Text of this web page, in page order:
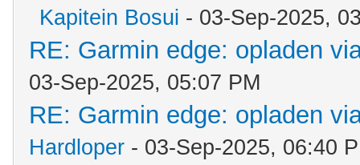
Kapitein Bosui - 03-Sep-2025,
RE: Garmin edge: opladen
03-Sep-2025, 05:07 PM
RE: Garmin edge: opladen
Hardloper - 03-Sep-2025, 06:40